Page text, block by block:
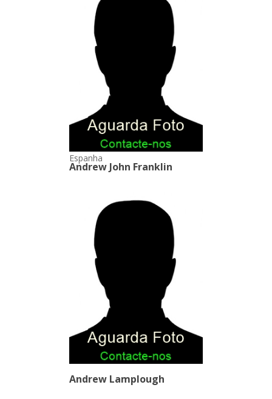
Espanha
Andrew John Franklin
Andrew Lamplough